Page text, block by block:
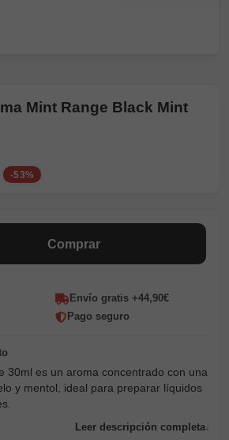
Mint Range Black Mint
-53%
Comprar
Envío gratis +44,90€
Pago seguro
30ml es un aroma concentrado con una
y mentol, ideal para preparar líquidos
Leer descripción completa